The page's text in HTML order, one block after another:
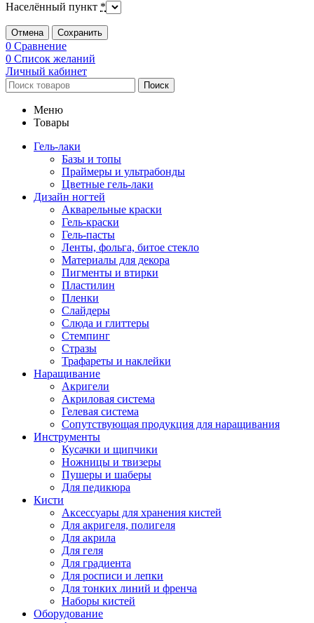
Населённый пункт *
Отмена Сохранить
0 Сравнение
0 Список желаний
Личный кабинет
Поиск
Меню
Товары
Гель-лаки
Базы и топы
Праймеры и ультрабонды
Цветные гель-лаки
Дизайн ногтей
Акварельные краски
Гель-краски
Гель-пасты
Ленты, фольга, битое стекло
Материалы для декора
Пигменты и втирки
Пластилин
Пленки
Слайдеры
Слюда и глиттеры
Стемпинг
Стразы
Трафареты и наклейки
Наращивание
Акригели
Акриловая система
Гелевая система
Сопутствующая продукция для наращивания
Инструменты
Кусачки и щипчики
Ножницы и твизеры
Пушеры и шаберы
Для педикюра
Кисти
Аксессуары для хранения кистей
Для акригеля, полигеля
Для акрила
Для геля
Для градиента
Для росписи и лепки
Для тонких линий и френча
Наборы кистей
Оборудование